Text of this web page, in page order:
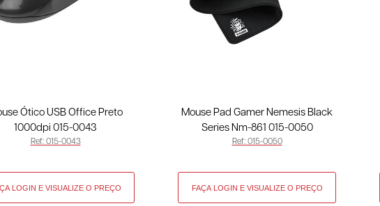
Ótico USB Office Preto
1000dpi 015-0043
Ref: 015-0043
Mouse Pad Gamer Nemesis Black
Series Nm-861 015-0050
Ref: 015-0050